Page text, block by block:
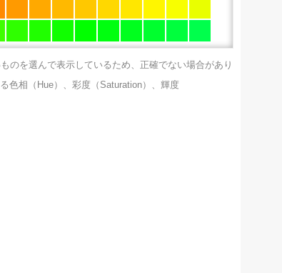
のを選んで表示しているため、正確でない場合があり
色相（Hue）、彩度（Saturation）、輝度